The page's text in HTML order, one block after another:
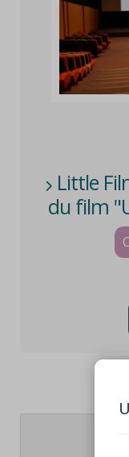
Little
du film